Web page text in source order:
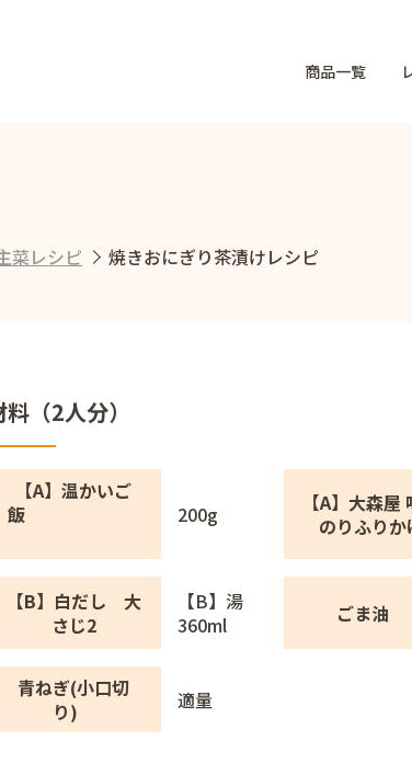
商品一覧
菜レシピ 焼きおにぎり茶漬けレシピ
（2人分）
【A】温かいご
飯
200g
【A】大森屋
のりふりか
【B】白だし 大
さじ2
【B】湯
360ml
ごま油
青ねぎ(小口切
り)
適量